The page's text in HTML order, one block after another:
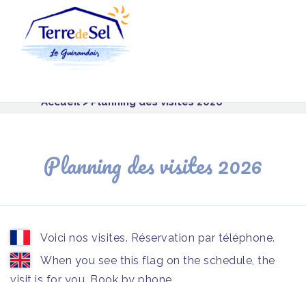
Accueil> Planning des visites 2026
Planning des visites 2026
Voici nos visites. Réservation par téléphone.
When you see this flag on the schedule, the
Panneau de gestion des cookies